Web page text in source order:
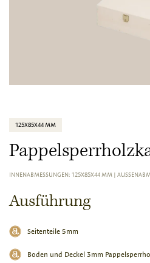
125X85X44 MM
INNENABMESSUNGEN: 125X85X44 MM |
Ausführung
Seitenteile 5mm
Boden und Deckel 3mm